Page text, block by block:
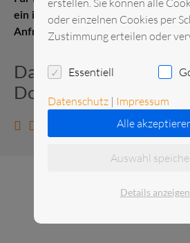
ein individuelles Angebot. Senden
Anfrage.
Datenblatt und
Dokumente
Datenblatt anzeigen
erstellen. Sie können alle
oder einzelnen Cookies per
Zustimmung erteilen oder
Essentiell
Datenschutz | Impressum
Alle
Auswahl
Details anzeigen